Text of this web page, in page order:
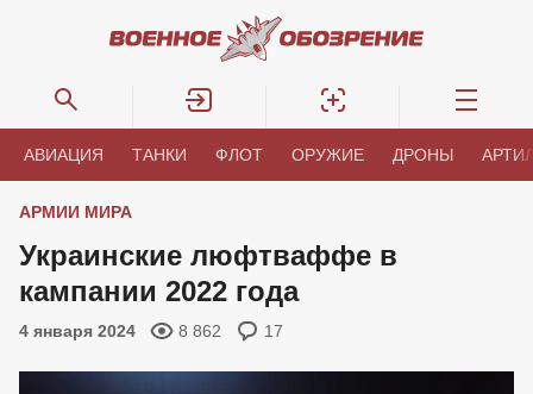
АВИАЦИЯ ТАНКИ ФЛОТ ОРУЖИЕ ДРОНЫ
АРМИИ МИРА
Украинские люфтваффе в
кампании 2022 года
4 января 2024 8 862 17